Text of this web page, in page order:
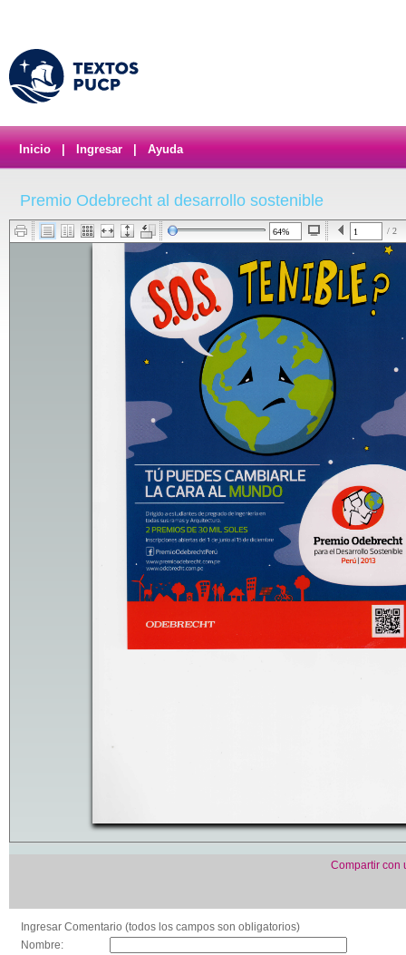
Inicio Ingresar Ayuda
Premio Odebrecht al desarrollo sostenible
/ 2
Compartir con
Ingresar Comentario (todos los campos son obligatorios)
Nombre: